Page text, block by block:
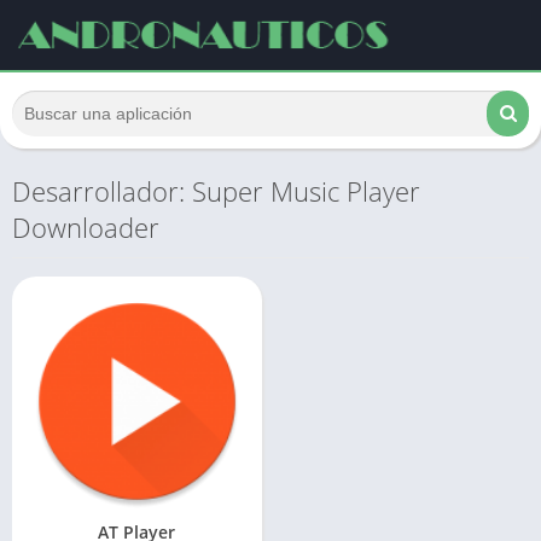
Desarrollador: Super Music Player
Downloader
AT Player